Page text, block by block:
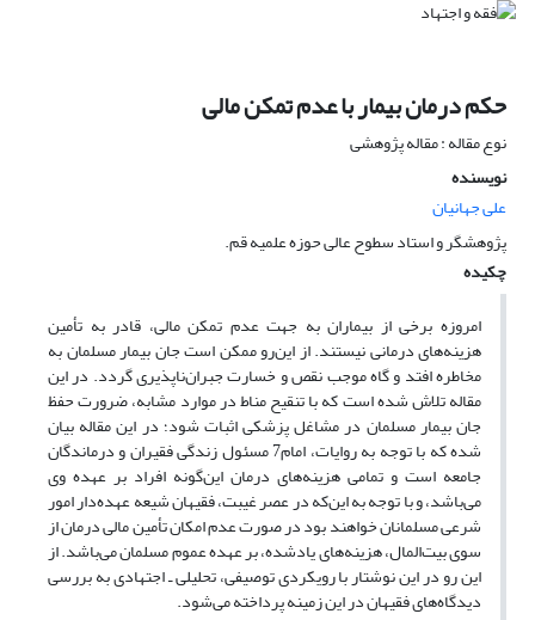
حکم درمان بیمار با عدم تمکن مالی
نوع مقاله : مقاله پژوهشی
نویسنده
علی جهانیان
پژوهشگر و استاد سطوح عالی حوزه علمیه قم.
چکیده
امروزه برخی از بیماران به جهت عدم تمکن مالی، قادر به تأمین
هزینه‌های درمانی نیستند. از این‌رو ممکن است جان بیمار مسلمان به
مخاطره افتد و گاه موجب نقص و خسارت جبران‌ناپذیری گردد. در این
مقاله تلاش شده است که با تنقیح مناط در موارد مشابه، ضرورت حفظ
جان بیمار مسلمان در مشاغل پزشکی اثبات شود؛ در این مقاله بیان
شده که با توجه به روایات، امام7 مسئول زندگی فقیران و درماندگان
جامعه است و تمامی هزینه‌های درمان این‌گونه افراد بر عهده وی
می‌باشد، و با توجه به این‌که در عصر غیبت، فقیهان شیعه عهده‌دار امور
شرعی مسلمانان خواهند بود در صورت عدم امکان تأمین مالی درمان از
سوی بیت‌المال، هزینه‌های یادشده، بر عهده عموم مسلمان می‌باشد. از
‌این ‌رو در این نوشتار با رویکردی توصیفی، تحلیلی ـ اجتهادی به بررسی
دیدگاه‌های فقیهان در این زمینه پرداخته می‌شود.